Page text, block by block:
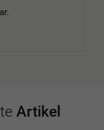
Artikel